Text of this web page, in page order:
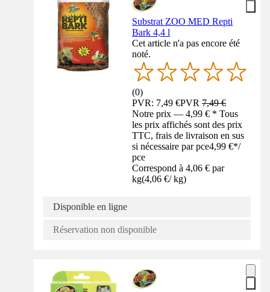
Substrat ZOO MED Repti
Bark 4,4 l
Cet article n'a pas encore été
noté.
(0)
PVR: 7,49 €PVR7,49 €
Notre prix — 4,99 € * Tous
les prix affichés sont des prix
TTC, frais de livraison en sus
si nécessaire par pce4,99 €*/
pce
Correspond à 4,06 € par
kg(4,06 €/ kg)
Disponible en ligne
Réservation non disponible